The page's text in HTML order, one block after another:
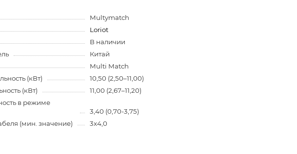
Multymatch
Loriot
В наличии
Китай
Multi Match
(кВт)
10,50 (2,50–11,00)
(кВт)
11,00 (2,67–11,20)
в режиме
3,40 (0,70-3,75)
(мин. значение)
3x4,0